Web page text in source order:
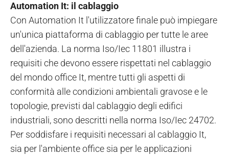
Automation It: il cablaggio
Con Automation It l'utilizzatore finale può impiegare
un'unica piattaforma di cablaggio per tutte le aree
dell'azienda. La norma Iso/Iec 11801 illustra i
requisiti che devono essere rispettati nel cablaggio
del mondo office It, mentre tutti gli aspetti di
conformità alle condizioni ambientali gravose e le
topologie, previsti dal cablaggio degli edifici
industriali, sono descritti nella norma Iso/Iec 24702.
Per soddisfare i requisiti necessari al cablaggio It,
sia per l'ambiente office sia per le applicazioni